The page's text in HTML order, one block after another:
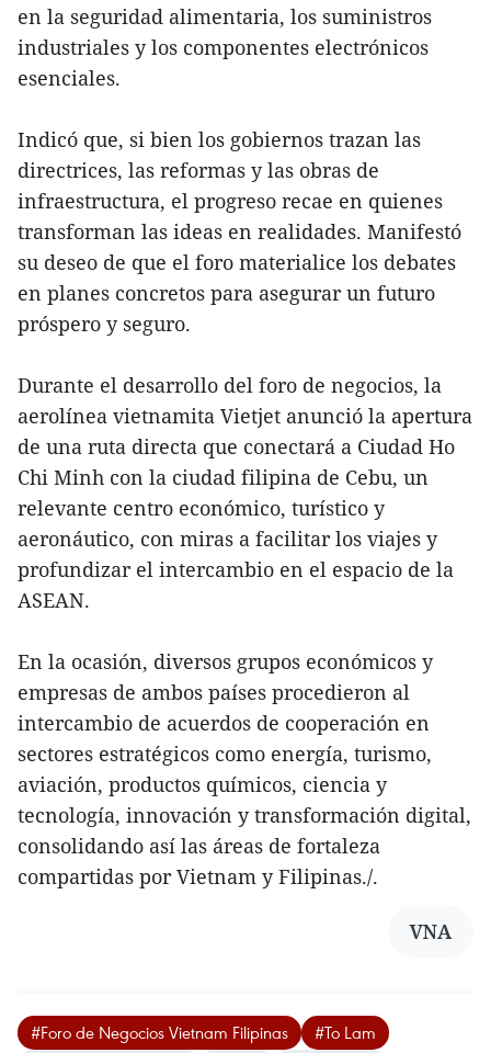
en la seguridad alimentaria, los suministros
industriales y los componentes electrónicos
esenciales.
Indicó que, si bien los gobiernos trazan las
directrices, las reformas y las obras de
infraestructura, el progreso recae en quienes
transforman las ideas en realidades. Manifestó
su deseo de que el foro materialice los debates
en planes concretos para asegurar un futuro
próspero y seguro.
Durante el desarrollo del foro de negocios, la
aerolínea vietnamita Vietjet anunció la apertura
de una ruta directa que conectará a Ciudad Ho
Chi Minh con la ciudad filipina de Cebu, un
relevante centro económico, turístico y
aeronáutico, con miras a facilitar los viajes y
profundizar el intercambio en el espacio de la
ASEAN.
En la ocasión, diversos grupos económicos y
empresas de ambos países procedieron al
intercambio de acuerdos de cooperación en
sectores estratégicos como energía, turismo,
aviación, productos químicos, ciencia y
tecnología, innovación y transformación digital,
consolidando así las áreas de fortaleza
compartidas por Vietnam y Filipinas./.
VNA
#Foro de Negocios Vietnam Filipinas #To Lam